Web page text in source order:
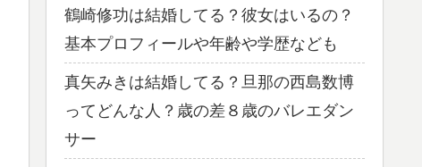
鶴崎修功は結婚してる？彼女はいるの？
基本プロフィールや年齢や学歴なども
真矢みきは結婚してる？旦那の西島数博
ってどんな人？歳の差８歳のバレエダン
サー